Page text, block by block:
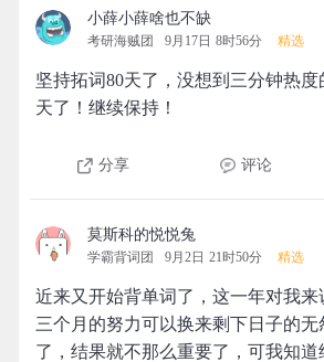
小薛小薛啥也不缺
考研海贼团 9月17日 8时56分 精选
坚持拓词80天了，没想到三分钟热
天了！继续保持！
分享 评论
莫斯科的悦悦兔
学霸背词团 9月2日 21时50分 精选
近来又开始背单词了，这一年对我
三个月的努力可以换来剩下日子的无
了，结果就不那么重要了，可我知道